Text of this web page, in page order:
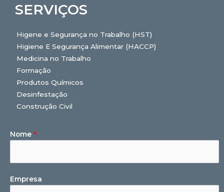
SERVIÇOS
Higene e Segurança no Trabalho (HST)
Higiene E Segurança Alimentar (HACCP)
Medicina no Trabalho
Formação
Produtos Químicos
Desinfestação
Construção Civil
Nome *
Empresa